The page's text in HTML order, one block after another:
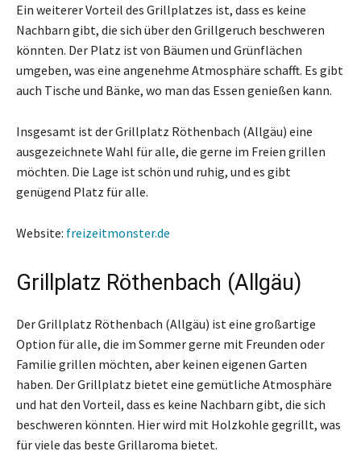
Ein weiterer Vorteil des Grillplatzes ist, dass es keine
Nachbarn gibt, die sich über den Grillgeruch beschweren
könnten. Der Platz ist von Bäumen und Grünflächen
umgeben, was eine angenehme Atmosphäre schafft. Es gibt
auch Tische und Bänke, wo man das Essen genießen kann.
Insgesamt ist der Grillplatz Röthenbach (Allgäu) eine
ausgezeichnete Wahl für alle, die gerne im Freien grillen
möchten. Die Lage ist schön und ruhig, und es gibt
genügend Platz für alle.
Website: freizeitmonster.de
Grillplatz Röthenbach (Allgäu)
Der Grillplatz Röthenbach (Allgäu) ist eine großartige
Option für alle, die im Sommer gerne mit Freunden oder
Familie grillen möchten, aber keinen eigenen Garten
haben. Der Grillplatz bietet eine gemütliche Atmosphäre
und hat den Vorteil, dass es keine Nachbarn gibt, die sich
beschweren könnten. Hier wird mit Holzkohle gegrillt, was
für viele das beste Grillaroma bietet.